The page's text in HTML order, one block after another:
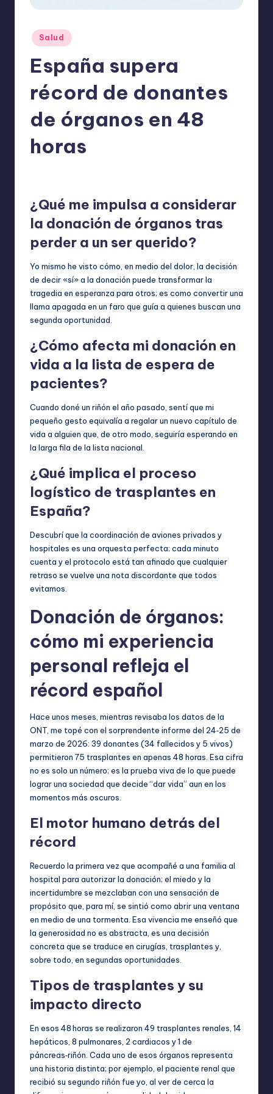
Publicado
en
Salud
España supera
récord de donantes
de órganos en 48
horas
¿Qué me impulsa a considerar
la donación de órganos tras
perder a un ser querido?
Yo mismo he visto cómo, en medio del dolor, la decisión
de decir «sí» a la donación puede transformar la
tragedia en esperanza para otros; es como convertir una
llama apagada en un faro que guía a quienes buscan una
segunda oportunidad.
¿Cómo afecta mi donación en
vida a la lista de espera de
pacientes?
Cuando doné un riñón el año pasado, sentí que mi
pequeño gesto equivalía a regalar un nuevo capítulo de
vida a alguien que, de otro modo, seguiría esperando en
la larga fila de la lista nacional.
¿Qué implica el proceso
logístico de trasplantes en
España?
Descubrí que la coordinación de aviones privados y
hospitales es una orquesta perfecta; cada minuto
cuenta y el protocolo está tan afinado que cualquier
retraso se vuelve una nota discordante que todos
evitamos.
Donación de órganos:
cómo mi experiencia
personal refleja el
récord español
Hace unos meses, mientras revisaba los datos de la
ONT, me topé con el sorprendente informe del 24‑25 de
marzo de 2026: 39 donantes (34 fallecidos y 5 vivos)
permitieron 75 trasplantes en apenas 48 horas. Esa cifra
no es solo un número; es la prueba viva de lo que puede
lograr una sociedad que decide “dar vida” aun en los
momentos más oscuros.
El motor humano detrás del
récord
Recuerdo la primera vez que acompañé a una familia al
hospital para autorizar la donación; el miedo y la
incertidumbre se mezclaban con una sensación de
propósito que, para mí, se sintió como abrir una ventana
en medio de una tormenta. Esa vivencia me enseñó que
la generosidad no es abstracta, es una decisión
concreta que se traduce en cirugías, trasplantes y,
sobre todo, en segundas oportunidades.
Tipos de trasplantes y su
impacto directo
En esos 48 horas se realizaron 49 trasplantes renales, 14
hepáticos, 8 pulmonares, 2 cardiacos y 1 de
páncreas‑riñón. Cada uno de esos órganos representa
una historia distinta; por ejemplo, el paciente renal que
recibió su segundo riñón fue yo, al ver de cerca la